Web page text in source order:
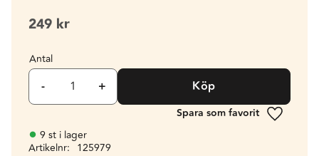
249 kr
Antal
+
- Köp
Lägg till
9 st i lager
Artikelnr
125979